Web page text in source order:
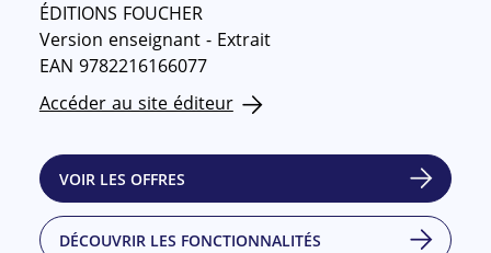
ÉDITIONS FOUCHER
Version enseignant - Extrait
EAN 9782216166077
Accéder au site éditeur
VOIR LES OFFRES
DÉCOUVRIR LES FONCTIONNALITÉS